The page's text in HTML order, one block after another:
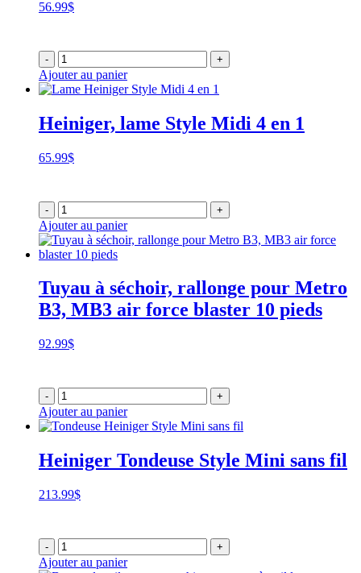
56.99$
- +
Ajouter au panier
Heiniger, lame Style Midi 4 en 1
65.99$
- +
Ajouter au panier
Tuyau à séchoir, rallonge pour Metro
B3, MB3 air force blaster 10 pieds
92.99$
- +
Ajouter au panier
Heiniger Tondeuse Style Mini sans fil
213.99$
- +
Ajouter au panier